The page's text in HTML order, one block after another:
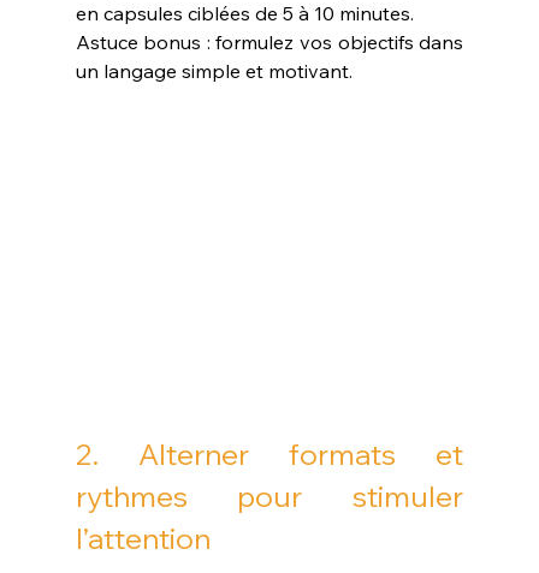
en capsules ciblées de 5 à 10 minutes.
Astuce bonus : formulez vos objectifs dans
un langage simple et motivant.
2. Alterner formats et
rythmes pour stimuler
l’attention